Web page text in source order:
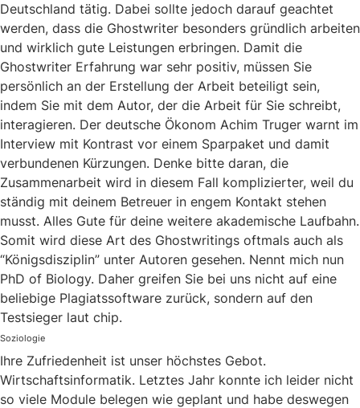
Deutschland tätig. Dabei sollte jedoch darauf geachtet
werden, dass die Ghostwriter besonders gründlich arbeiten
und wirklich gute Leistungen erbringen. Damit die
Ghostwriter Erfahrung war sehr positiv, müssen Sie
persönlich an der Erstellung der Arbeit beteiligt sein,
indem Sie mit dem Autor, der die Arbeit für Sie schreibt,
interagieren. Der deutsche Ökonom Achim Truger warnt im
Interview mit Kontrast vor einem Sparpaket und damit
verbundenen Kürzungen. Denke bitte daran, die
Zusammenarbeit wird in diesem Fall komplizierter, weil du
ständig mit deinem Betreuer in engem Kontakt stehen
musst. Alles Gute für deine weitere akademische Laufbahn.
Somit wird diese Art des Ghostwritings oftmals auch als
“Königsdisziplin” unter Autoren gesehen. Nennt mich nun
PhD of Biology. Daher greifen Sie bei uns nicht auf eine
beliebige Plagiatssoftware zurück, sondern auf den
Testsieger laut chip.
Soziologie
Ihre Zufriedenheit ist unser höchstes Gebot.
Wirtschaftsinformatik. Letztes Jahr konnte ich leider nicht
so viele Module belegen wie geplant und habe deswegen